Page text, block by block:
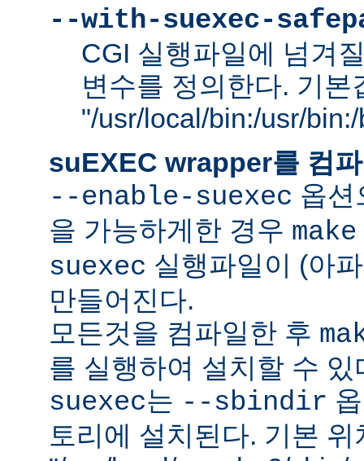
--with-suexec-
CGI 실행파일에 넘겨
변수를 정의한다. 기본
"/usr/local/bin:/usr/
suEXEC wrapper를 컴
--enable-suexec 옵션
을 가능하게한 경우 make
suexec 실행파일이 (아
만들어진다.
모든것을 컴파일한 후
를 실행하여 설치할 수
suexec는 --sbindir
토리에 설치된다. 기본 위